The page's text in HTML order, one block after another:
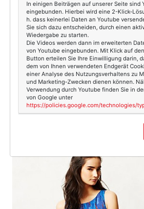
In einigen Beiträgen auf unserer Seite sind
eingebunden. Hierbei wird eine 2-Klick-
h. dass keinerlei Daten an Youtube
Sie sich dazu entscheiden, durch einen
Wiedergabe zu starten.
Die Videos werden dann im erweiterten
von Youtube eingebunden. Mit Klick auf
Button erteilen Sie Ihre Einwilligung darin,
dem von Ihnen verwendeten Endgerät
einer Analyse des Nutzungsverhaltens zu
und Marketing-Zwecken dienen können.
Verwendung durch Youtube finden Sie in
von Google unter
https://policies.google.com/technologies/